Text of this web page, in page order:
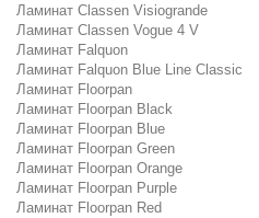
Ламинат Classen Visiogrande
Ламинат Classen Vogue 4 V
Ламинат Falquon
Ламинат Falquon Blue Line Classic
Ламинат Floorpan
Ламинат Floorpan Black
Ламинат Floorpan Blue
Ламинат Floorpan Green
Ламинат Floorpan Orange
Ламинат Floorpan Purple
Ламинат Floorpan Red